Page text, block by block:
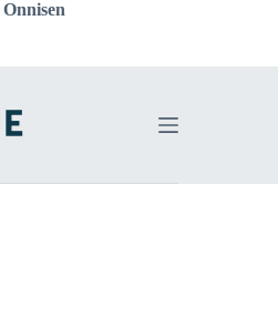
Onnisen